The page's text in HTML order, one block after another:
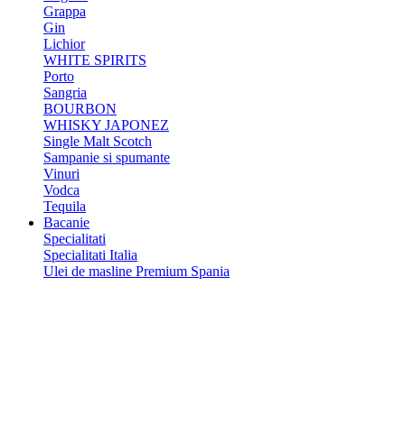
Grappa
Gin
Lichior
WHITE SPIRITS
Porto
Sangria
BOURBON
WHISKY JAPONEZ
Single Malt Scotch
Sampanie si spumante
Vinuri
Vodca
Tequila
Bacanie
Specialitati
Specialitati Italia
Ulei de masline Premium Spania